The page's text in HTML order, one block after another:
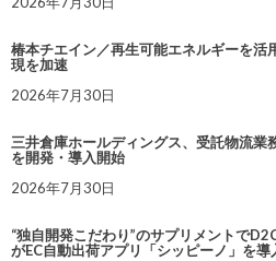
椿本チエイン／再生可能エネルギーを活
現を加速
2026年7月30日
三井倉庫ホールディングス、受託物流業
を開発・導入開始
2026年7月30日
“独自開発こだわり”のサプリメントで
がEC自動出荷アプリ「シッピーノ」を導